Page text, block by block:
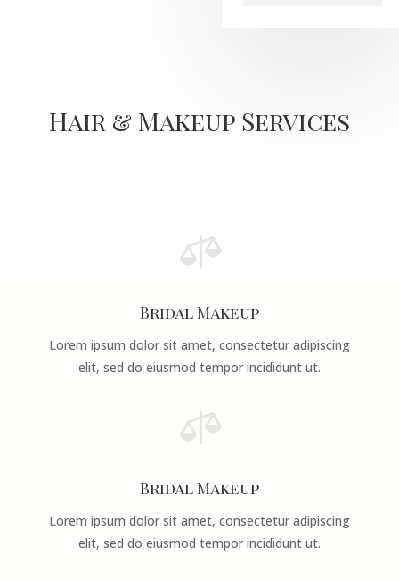
Hair & Makeup Services

Bridal Makeup
Lorem ipsum dolor sit amet, consectetur adipiscing
elit, sed do eiusmod tempor incididunt ut.

Bridal Makeup
Lorem ipsum dolor sit amet, consectetur adipiscing
elit, sed do eiusmod tempor incididunt ut.